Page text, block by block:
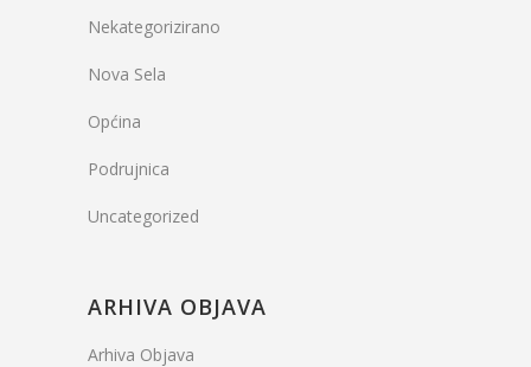
Nekategorizirano
Nova Sela
Općina
Podrujnica
Uncategorized
ARHIVA OBJAVA
Arhiva Objava